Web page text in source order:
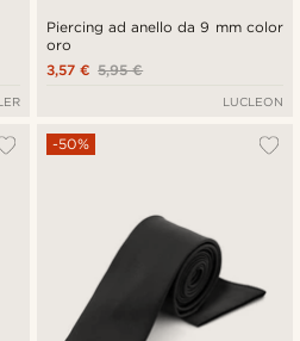
Piercing ad anello da 9 mm color
oro
5,95 €
3,57 €
LUCLEON
-50%